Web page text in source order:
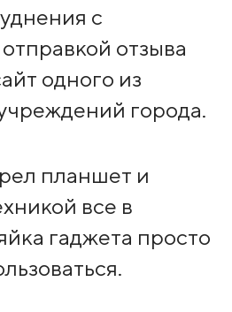
с
отзыва
одного из
города.
планшет и
все в
гаджета просто